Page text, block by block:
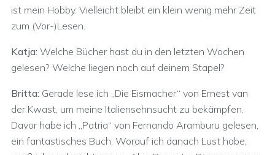
ist mein Hobby. Vielleicht bleibt ein klein wenig mehr Zeit
zum (Vor-)Lesen.
Katja: Welche Bücher hast du in den letzten Wochen
gelesen? Welche liegen noch auf deinem Stapel?
Britta: Gerade lese ich „Die Eismacher“ von Ernest van
der Kwast, um meine Italiensehnsucht zu bekämpfen.
Davor habe ich „Patria“ von Fernando Aramburu gelesen,
ein fantastisches Buch. Worauf ich danach Lust habe,